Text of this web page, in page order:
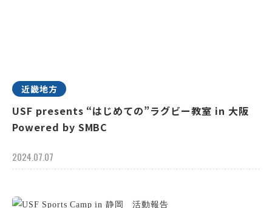
近畿地方
USF presents “はじめての”ラグビー教室 in 大阪
Powered by SMBC
2024.07.07